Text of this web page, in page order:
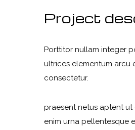
Project
Porttitor nullam integer
ultrices elementum arcu
consectetur.
praesent netus aptent
enim urna pellentesque